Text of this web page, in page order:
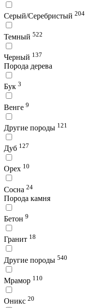
Серый/Серебристый 204
Темный 522
Черный 137
Порода дерева
Бук 3
Венге 9
Другие породы 121
Дуб 127
Орех 10
Сосна 24
Порода камня
Бетон 9
Гранит 18
Другие породы 540
Мрамор 110
Оникс 20